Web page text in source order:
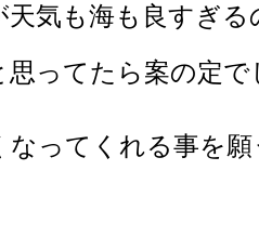
天気も海も良すぎ
思ってたら案の定で
なってくれる事を